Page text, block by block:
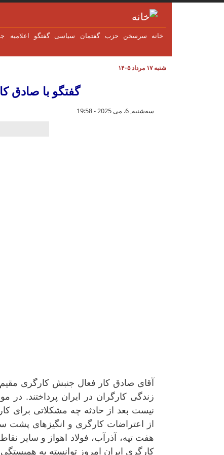
رفتن به محتوای اصلی
خانه سرسخن حزب گفتمان سياسی گفتگو اعلاميه
شنبه ۱۷ مرداد ۱۴۰۵
گفتگو با صادق
سه‌شنبه, 6. می 2025 - 19:58
آقای صادق کار فعال جنبش کارگری
زندگی کارگران در ایران پرداختند. در
نیست بعد از حادثە چە مشکلاتی برای
از اعتراضات کارگری و انگیزهای پشت
هفت تپه، آذرآب، فولاد اهواز و سایر
کارگری ایران امروز توانسته به